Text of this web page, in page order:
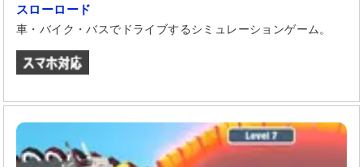
スローロード
車・バイク・バスでドライブするシミュレーションゲーム。